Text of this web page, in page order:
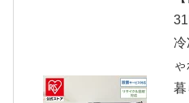
冷
暮